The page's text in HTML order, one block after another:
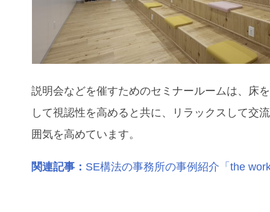
説明会などを催すためのセミナールームは、床
して視認性を高めると共に、リラックスして交
囲気を高めています。
関連記事： SE構法の事務所の事例紹介「the